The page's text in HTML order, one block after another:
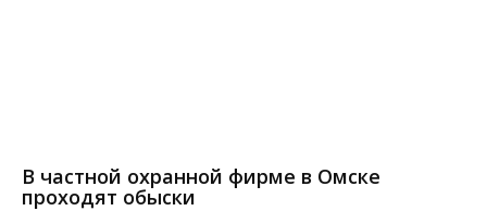
В частной охранной фирме в Омске
проходят обыски